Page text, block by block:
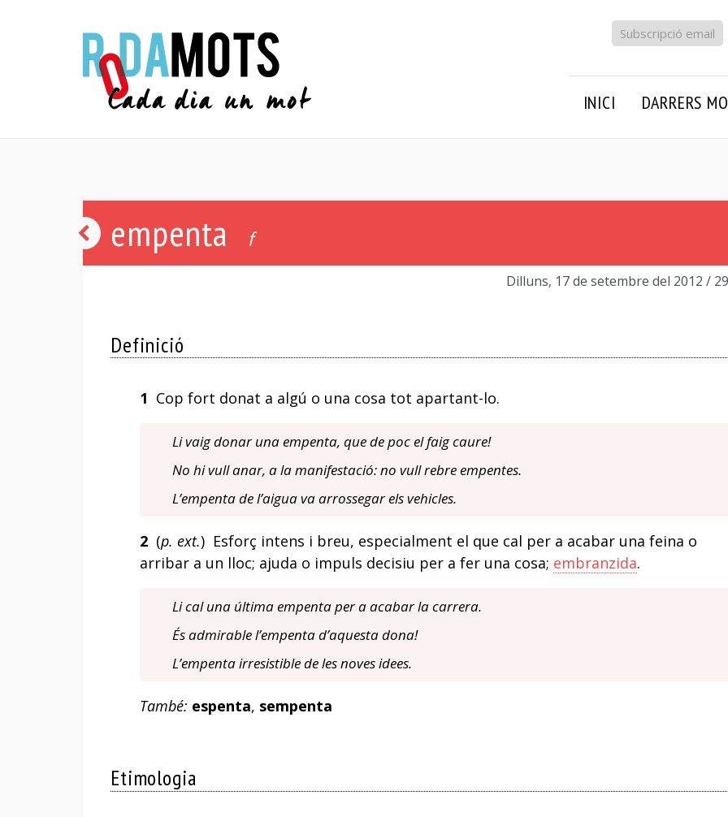
Subscripció email
INICI DARRERS
empenta f
Dilluns, 17 de setembre del 2012 /
Definició
1 Cop fort donat a algú o una cosa tot apartant-lo.
Li vaig donar una empenta, que de poc el faig caure!
No hi vull anar, a la manifestació: no vull rebre empentes.
L’empenta de l’aigua va arrossegar els vehicles.
2(p. ext.) Esforç intens i breu, especialment el que cal per a acabar una feina o
arribar a un lloc; ajuda o impuls decisiu per a fer una cosa; embranzida.
Li cal una última empenta per a acabar la carrera.
És admirable l’empenta d’aquesta dona!
L’empenta irresistible de les noves idees.
També: espenta, sempenta
Etimologia
nyicris